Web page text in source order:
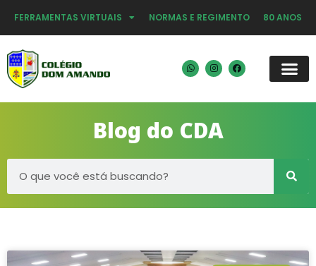
FERRAMENTAS VIRTUAIS NORMAS E REGIMENTO 80 ANOS
Blog do CDA